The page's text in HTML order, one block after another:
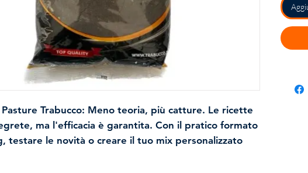
Trabucco: Meno teoria, più catture. Le ricette
ma l'efficacia è garantita. Con il pratico formato
testare le novità o creare il tuo mix personalizzato